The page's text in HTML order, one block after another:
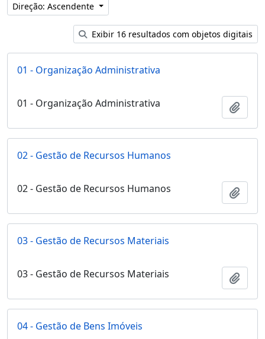
Direção: Ascendente
Exibir 16 resultados com objetos digitais
01 - Organização Administrativa
01 - Organização Administrativa
02 - Gestão de Recursos Humanos
02 - Gestão de Recursos Humanos
03 - Gestão de Recursos Materiais
03 - Gestão de Recursos Materiais
04 - Gestão de Bens Imóveis